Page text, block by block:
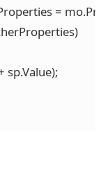
=
sp.Value);